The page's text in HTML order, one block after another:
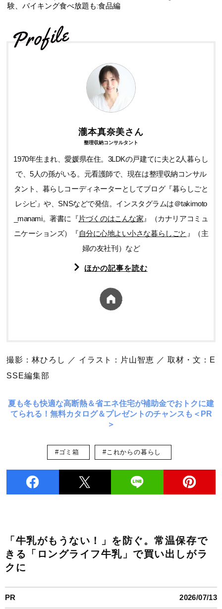
験、バイキング食べ放題も:食品編
瀧本真奈美さん
整理収納コンサルタント
1970年生まれ、愛媛県在住。3LDKの戸建てに夫と2人暮らし
で、5人の孫がいる。元看護師で、現在は整理収納コンサル
タント、暮らしコーディネーターとしてブログ『暮らしごと
レシピ』や、SNSなどで発信。インスタグラムは＠takimoto
_manami。著書に『片づくのはこんな家 』（カナリアコミュ
ニケーションズ）『自分に心地よい小さな暮らしごと 』（主
婦の友社刊）など
ほかの記事を読む
撮影：林ひろし ／ イラスト：片山智恵 ／ 取材・文：E
SSE編集部
夏も冬も快適な高断熱＆省エネ住宅が補助金でおトクに建
てられる！無料カタログ＆プレゼントのチャンスも＜PR
＞
#ゴミ箱 #これからの暮らし
「牛乳がもうない！」を防ぐ。常温保存で
きる「ロングライフ牛乳」で買い出しがラ
クに
PR 2026/07/13